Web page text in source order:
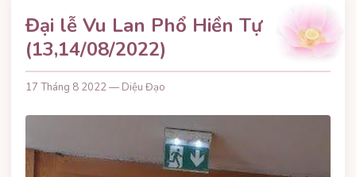
Đại lễ Vu Lan Phổ Hiền Tự
(13,14/08/2022)
17 Tháng 8 2022 — Diệu Đạo